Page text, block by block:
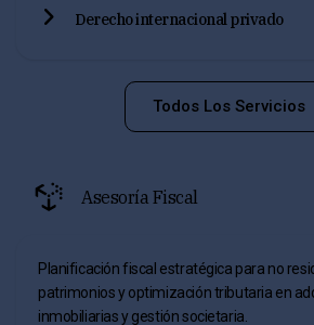
Derecho internacional privado
Todos Los Servicios
Asesoría Fiscal
Planificación fiscal estratégica para no
patrimonios y optimización tributaria en
inmobiliarias y gestión societaria.